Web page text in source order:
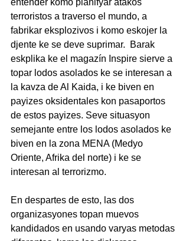
entender komo planifyar atakos
terroristos a traverso el mundo, a
fabrikar eksplozivos i komo eskojer la
djente ke se deve suprimar.  Barak
eskplika ke el magazín Inspire sierve a
topar lodos asolados ke se interesan a
la kavza de Al Kaida, i ke biven en
payizes oksidentales kon pasaportos
de estos payizes. Seve situasyon
semejante entre los lodos asolados ke
biven en la zona MENA (Medyo
Oriente, Afrika del norte) i ke se
interesan al terrorizmo.
En despartes de esto, las dos
organizasyones topan muevos
kandidados en usando varyas metodas